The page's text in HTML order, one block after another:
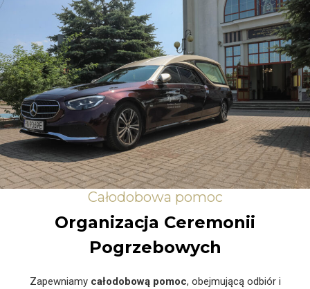
Całodobowa pomoc
Organizacja Ceremonii
Pogrzebowych
Zapewniamy całodobową pomoc, obejmującą odbiór i